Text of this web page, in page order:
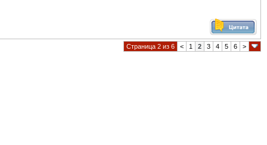
Страница 2 из 6 < 1 2 3 4 5 6 >